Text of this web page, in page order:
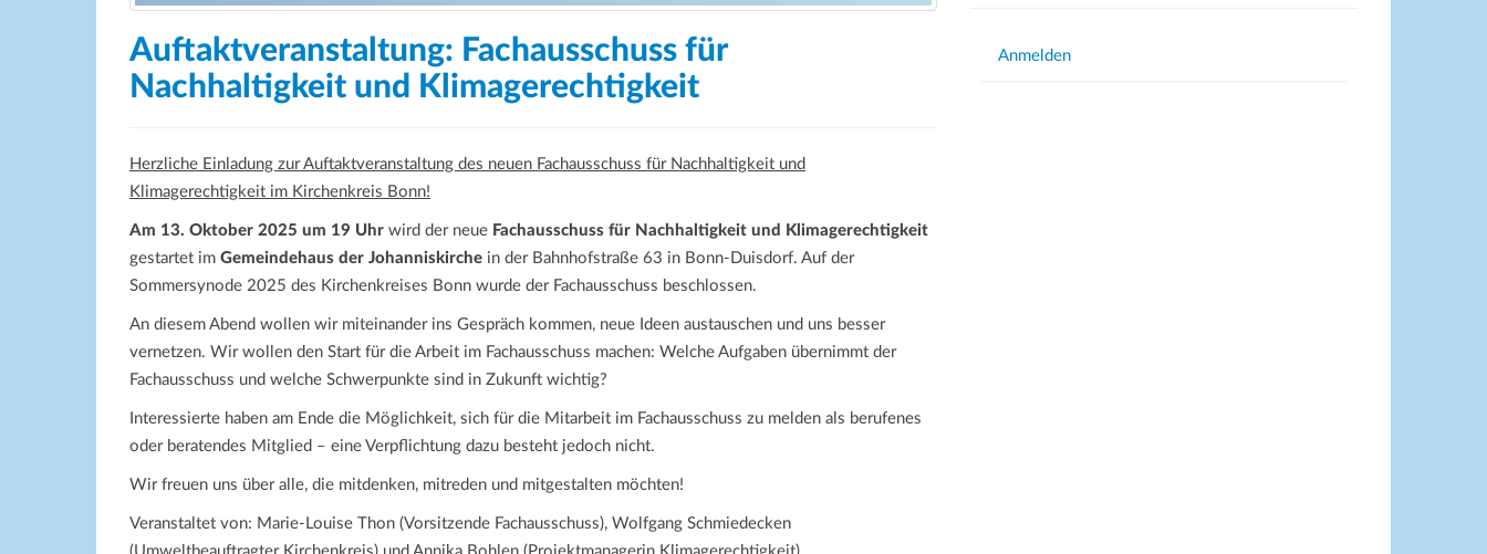
Auftaktveranstaltung: Fachausschuss für
Nachhaltigkeit und Klimagerechtigkeit
Herzliche Einladung zur Auftaktveranstaltung des neuen Fachausschuss für Nachhaltigkeit und
Klimagerechtigkeit im Kirchenkreis Bonn!
Am 13. Oktober 2025 um 19 Uhr wird der neue Fachausschuss für Nachhaltigkeit und Klimagerechtigkeit
gestartet im Gemeindehaus der Johanniskirche in der Bahnhofstraße 63 in Bonn-Duisdorf. Auf der
Sommersynode 2025 des Kirchenkreises Bonn wurde der Fachausschuss beschlossen.
An diesem Abend wollen wir miteinander ins Gespräch kommen, neue Ideen austauschen und uns besser
vernetzen. Wir wollen den Start für die Arbeit im Fachausschuss machen: Welche Aufgaben übernimmt der
Fachausschuss und welche Schwerpunkte sind in Zukunft wichtig?
Interessierte haben am Ende die Möglichkeit, sich für die Mitarbeit im Fachausschuss zu melden als berufenes
oder beratendes Mitglied – eine Verpflichtung dazu besteht jedoch nicht.
Wir freuen uns über alle, die mitdenken, mitreden und mitgestalten möchten!
Veranstaltet von: Marie-Louise Thon (Vorsitzende Fachausschuss), Wolfgang Schmiedecken
Anmelden